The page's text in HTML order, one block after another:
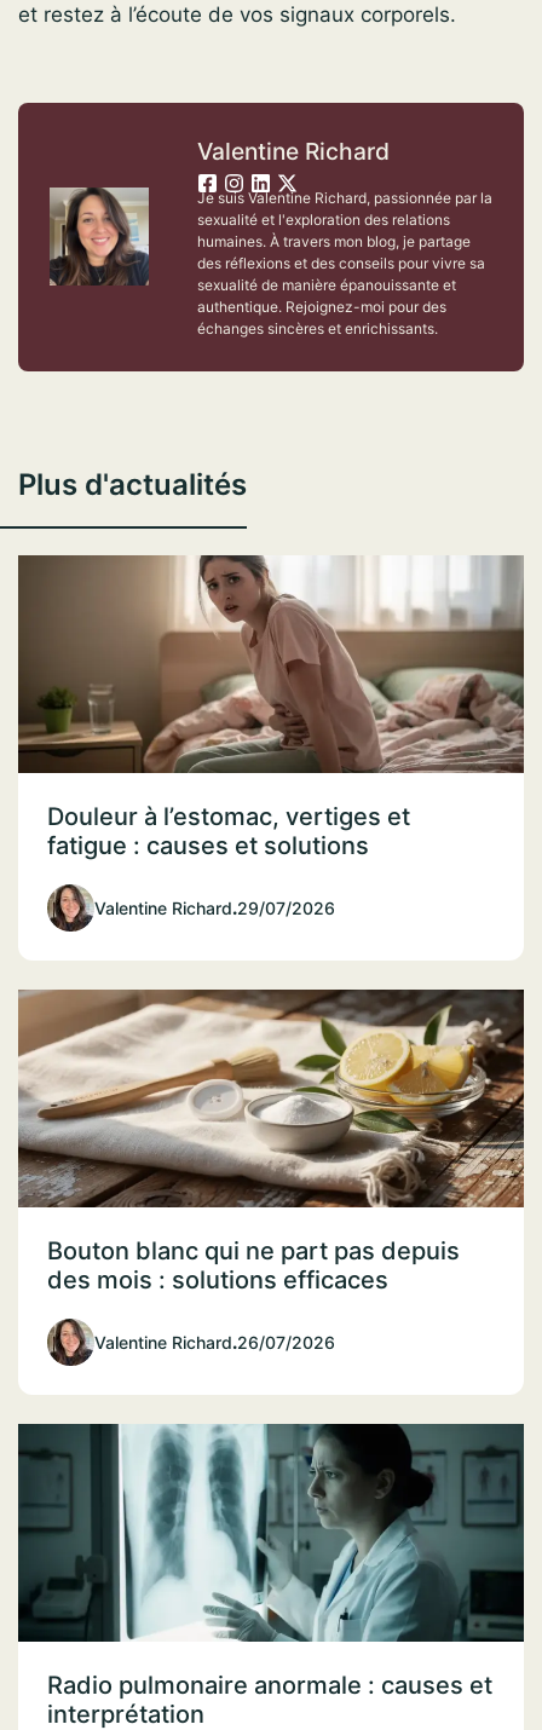
et restez à l’écoute de vos signaux corporels.
Valentine Richard
Je suis Valentine Richard, passionnée par la
sexualité et l'exploration des relations
humaines. À travers mon blog, je partage
des réflexions et des conseils pour vivre sa
sexualité de manière épanouissante et
authentique. Rejoignez-moi pour des
échanges sincères et enrichissants.
Plus d'actualités
Douleur à l’estomac, vertiges et
fatigue : causes et solutions
Valentine Richard.29/07/2026
Bouton blanc qui ne part pas depuis
des mois : solutions efficaces
Valentine Richard.26/07/2026
Radio pulmonaire anormale : causes et
interprétation